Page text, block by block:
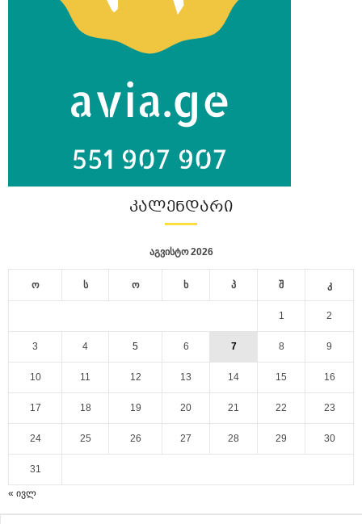
ᲙᲐᲚᲔᲜᲓᲐᲠᲘ
აგვისტო 2026
ო ს ო ხ პ შ კ
1 2
3 4 5 6 7 8 9
10 11 12 13 14 15 16
17 18 19 20 21 22 23
24 25 26 27 28 29 30
31
« ივლ